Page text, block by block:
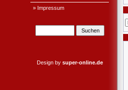
» Impressum
Design by super-online.de